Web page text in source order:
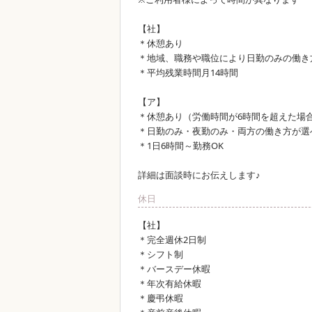
【社】
＊休憩あり
＊地域、職務や職位により日勤のみの働き
＊平均残業時間月14時間
【ア】
＊休憩あり（労働時間が6時間を超えた場合
＊日勤のみ・夜勤のみ・両方の働き方が選
＊1日6時間～勤務OK
詳細は面談時にお伝えします♪
休日
【社】
＊完全週休2日制
＊シフト制
＊バースデー休暇
＊年次有給休暇
＊慶弔休暇